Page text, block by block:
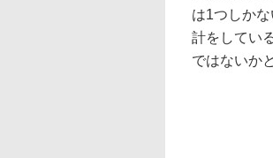
は1つしか
計をしてい
ではないか